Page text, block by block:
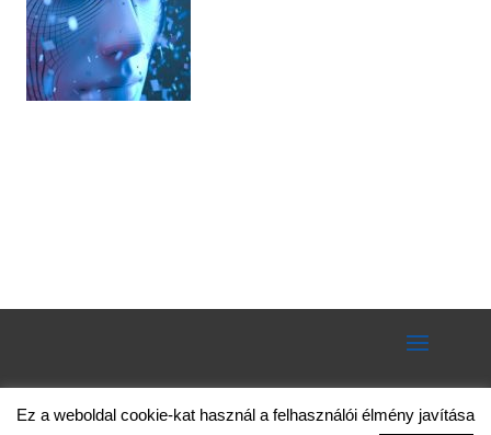
Ez a weboldal cookie-kat használ a felhasználói élmény javítása